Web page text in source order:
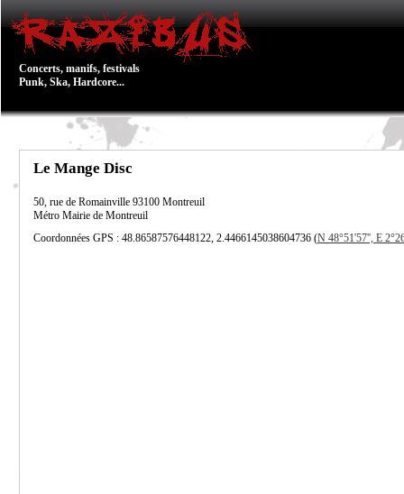
Concerts, manifs, festivals
Punk, Ska, Hardcore...
Le Mange Disc
50, rue de Romainville 93100 Montreuil
Métro Mairie de Montreuil
Coordonnées GPS : 48.86587576448122, 2.4466145038604736 (N 48°51'57'', E